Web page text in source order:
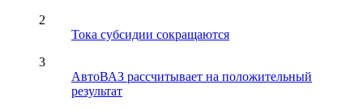
2
Тока субсидии сокращаются
3
АвтоВАЗ рассчитывает на положительный
результат